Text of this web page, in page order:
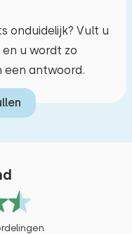
onduidelijk? Vult u
u wordt zo
een antwoord.